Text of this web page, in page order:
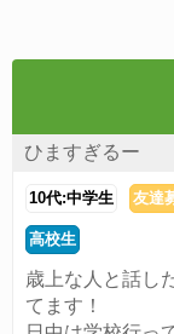
ひますぎるー
10代:中学生 友達
高校生
歳上な人と話し
てます！